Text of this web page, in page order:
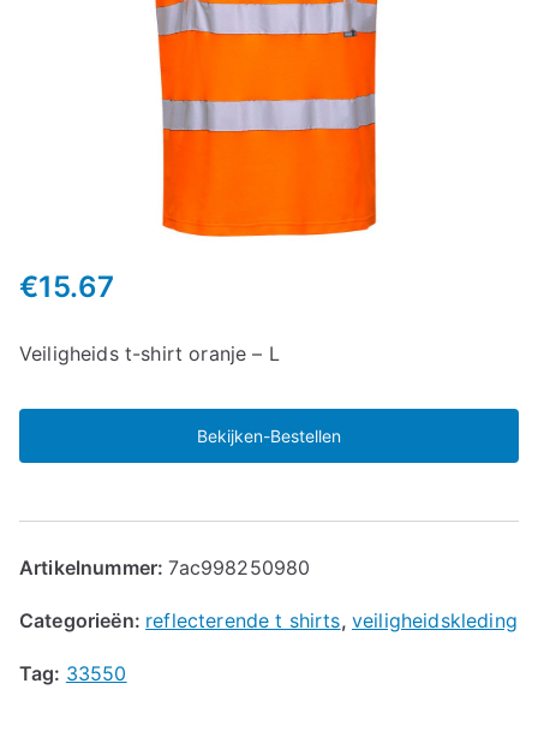
€15.67
Veiligheids t-shirt oranje – L
Bekijken-Bestellen
Artikelnummer:7ac998250980
Categorieën: reflecterende t shirts, veiligheidskleding
Tag: 33550